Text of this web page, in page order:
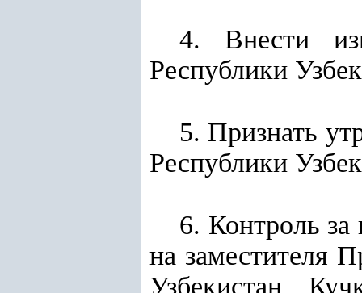
4. Внести
Республики
5. Признать
Республики
6. Контроль за
на заместителя
Узбекистан